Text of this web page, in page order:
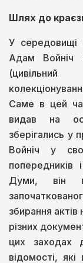
Шлях до
У середовищі
Адам Войніч
(цивільний
Саме в цей
видав на
зберігались у
Войніч у
попередників
Думи, він
збирання
різних
цих заходах
відомості,